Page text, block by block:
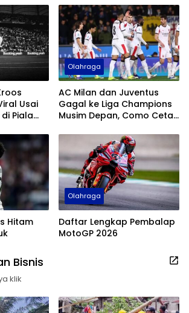
Usai
Piala
Olahraga
AC Milan dan Juventus
Gagal ke Liga Champions
Musim Depan, Como Cetak
Hitam
Olahraga
Daftar Lengkap Pembalap
MotoGP 2026
Bisnis
klik